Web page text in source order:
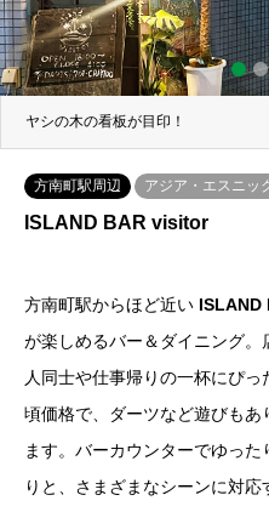
ヤシの木の看板が目印！
2 3 4
方南町駅周辺 アジア・エスニッ
ISLAND BAR visitor
方南町駅からほど近い
が楽しめるバー＆ダイニング
人同士や仕事帰りの一杯にぴ
頃価格で、ダーツなど遊びもあ
ます。バーカウンターでゆっ
りと、さまざまなシーンに対応